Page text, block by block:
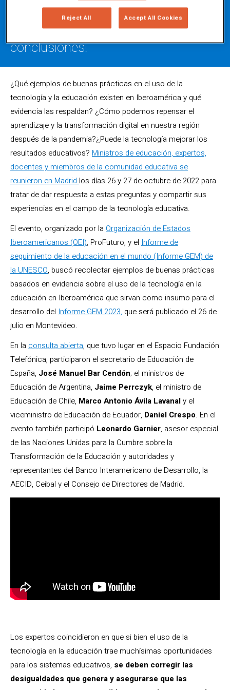
tecnología y educación. ¡Aquí te
dejamos las principales
conclusiones!
¿Qué ejemplos de buenas prácticas en el uso de la
tecnología y la educación existen en Iberoamérica y qué
evidencia las respaldan? ¿Cómo podemos repensar el
aprendizaje y la transformación digital en nuestra región
después de la pandemia?¿Puede la tecnología mejorar los
resultados educativos? Ministros de educación, expertos,
docentes y miembros de la comunidad educativa se
reunieron en Madrid los días 26 y 27 de octubre de 2022 para
tratar de dar respuesta a estas preguntas y compartir sus
experiencias en el campo de la tecnología educativa.
El evento, organizado por la Organización de Estados
Iberoamericanos (OEI), ProFuturo, y el Informe de
seguimiento de la educación en el mundo (Informe GEM) de
la UNESCO, buscó recolectar ejemplos de buenas prácticas
basados en evidencia sobre el uso de la tecnología en la
educación en Iberoamérica que sirvan como insumo para el
desarrollo del Informe GEM 2023, que será publicado el 26 de
julio en Montevideo.
En la consulta abierta, que tuvo lugar en el Espacio Fundación
Telefónica, participaron el secretario de Educación de
España, José Manuel Bar Cendón; el ministros de
Educación de Argentina, Jaime Perrczyk, el ministro de
Educación de Chile, Marco Antonio Ávila Lavanaly el
viceministro de Educación de Ecuador, Daniel Crespo. En el
evento también participó Leonardo Garnier, asesor especial
de las Naciones Unidas para la Cumbre sobre la
Transformación de la Educación y autoridades y
representantes del Banco Interamericano de Desarrollo, la
AECID, Ceibal y el Consejo de Directores de Madrid.
Los expertos coincidieron en que si bien el uso de la
tecnología en la educación trae muchísimas oportunidades
para los sistemas educativos, se deben corregir las
desigualdades que genera y asegurarse que las
Reject All Accept All Cookies